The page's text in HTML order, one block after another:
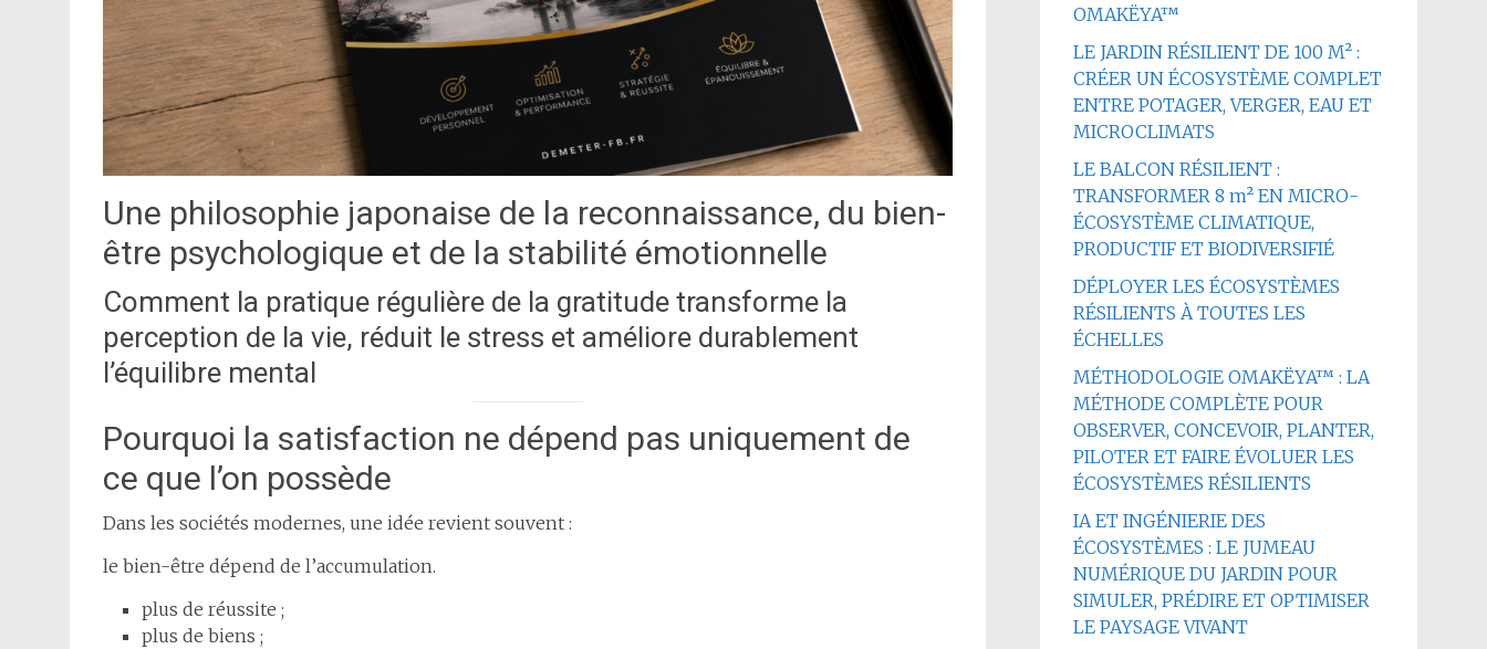
Une philosophie japonaise de la reconnaissance, du bien-
être psychologique et de la stabilité émotionnelle
Comment la pratique régulière de la gratitude transforme la
perception de la vie, réduit le stress et améliore durablement
l’équilibre mental
Pourquoi la satisfaction ne dépend pas uniquement de
ce que l’on possède
Dans les sociétés modernes, une idée revient souvent :
le bien-être dépend de l’accumulation.
plus de réussite ;
plus de biens ;
OMAKËYA™
LE JARDIN RÉSILIENT DE 100 M² :
CRÉER UN ÉCOSYSTÈME COMPLET
ENTRE POTAGER, VERGER, EAU ET
MICROCLIMATS
LE BALCON RÉSILIENT :
TRANSFORMER 8 m² EN MICRO-
ÉCOSYSTÈME CLIMATIQUE,
PRODUCTIF ET BIODIVERSIFIÉ
DÉPLOYER LES ÉCOSYSTÈMES
RÉSILIENTS À TOUTES LES
ÉCHELLES
MÉTHODOLOGIE OMAKËYA™ : LA
MÉTHODE COMPLÈTE POUR
OBSERVER, CONCEVOIR, PLANTER,
PILOTER ET FAIRE ÉVOLUER LES
ÉCOSYSTÈMES RÉSILIENTS
IA ET INGÉNIERIE DES
ÉCOSYSTÈMES : LE JUMEAU
NUMÉRIQUE DU JARDIN POUR
SIMULER, PRÉDIRE ET OPTIMISER
LE PAYSAGE VIVANT